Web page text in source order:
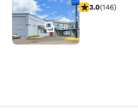
26
calificación de
3.0(146)